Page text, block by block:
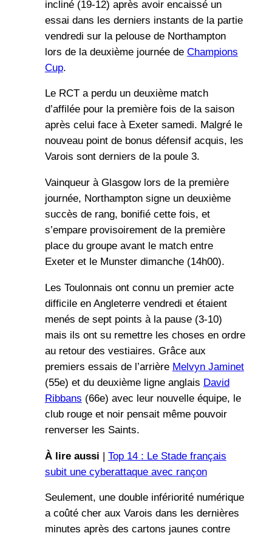
incliné (19-12) après avoir encaissé un
essai dans les derniers instants de la partie
vendredi sur la pelouse de Northampton
lors de la deuxième journée de Champions
Cup.
Le RCT a perdu un deuxième match
d’affilée pour la première fois de la saison
après celui face à Exeter samedi. Malgré le
nouveau point de bonus défensif acquis, les
Varois sont derniers de la poule 3.
Vainqueur à Glasgow lors de la première
journée, Northampton signe un deuxième
succès de rang, bonifié cette fois, et
s’empare provisoirement de la première
place du groupe avant le match entre
Exeter et le Munster dimanche (14h00).
Les Toulonnais ont connu un premier acte
difficile en Angleterre vendredi et étaient
menés de sept points à la pause (3-10)
mais ils ont su remettre les choses en ordre
au retour des vestiaires. Grâce aux
premiers essais de l’arrière Melvyn Jaminet
(55e) et du deuxième ligne anglais David
Ribbans (66e) avec leur nouvelle équipe, le
club rouge et noir pensait même pouvoir
renverser les Saints.
À lire aussi | Top 14 : Le Stade français
subit une cyberattaque avec rançon
Seulement, une double infériorité numérique
a coûté cher aux Varois dans les dernières
minutes après des cartons jaunes contre